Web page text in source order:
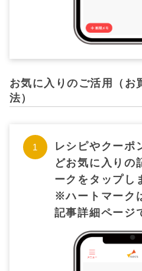
お気に入りのご活用（お
法）
レシピやクーポ
どお気に入りの
ークをタップし
※ハートマーク
記事詳細ページ